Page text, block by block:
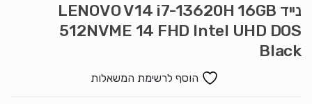
נייד LENOVO V14 i7-13620H 16GB
512NVME 14 FHD Intel UHD DOS
Black
הוסף לרשימת המשאלות